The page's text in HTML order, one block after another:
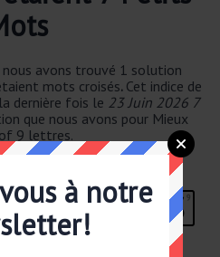
avons trouvé 1 solution
mots croisés. Cet indice de
dernière fois le 23 Juin 2026 7
que nous avons pour Mieux
9 lettres.
5
I 6
O 7
R 8
E 9
S
à notre